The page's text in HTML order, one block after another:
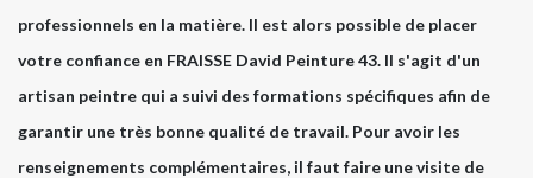
professionnels en la matière. Il est alors possible de placer
votre confiance en FRAISSE David Peinture 43. Il s'agit d'un
artisan peintre qui a suivi des formations spécifiques afin de
garantir une très bonne qualité de travail. Pour avoir les
renseignements complémentaires, il faut faire une visite de